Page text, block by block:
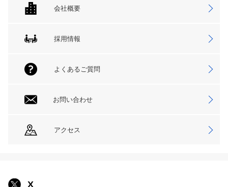
会社概要
採用情報
よくあるご質問
お問い合わせ
アクセス
X